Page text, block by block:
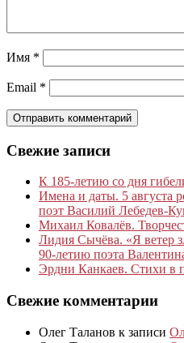
Имя *
Email *
Свежие записи
К 185‑летию со дня
Имена и даты. 5 августа
поэт Василий Лебедев-
Михаил Ковалёв.
Лидия Сычёва. «Я ветер
90-летию поэта
Эрдни Канкаев. Стихи в
Свежие комментарии
Олег Таланов к записи